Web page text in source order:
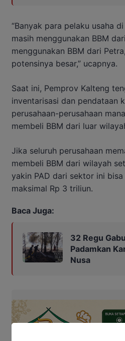
“Banyak para pelaku usaha
masih menggunakan BBM
menggunakan BBM dari
potensinya besar,” ucapnya.
Saat ini, Pemprov Kalteng
inventarisasi dan pendataan
perusahaan-perusahaan
membeli BBM dari luar
Jika seluruh perusahaan
membeli BBM dari wilayah
yakin PAD dari sektor ini
maksimal Rp 3 triliun.
Baca Juga:
32 Regu
Padamkan
Nusa